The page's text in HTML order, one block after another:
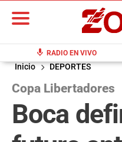
mic RADIO EN VIVO
Inicio DEPORTES
Copa Libertadores
Boca